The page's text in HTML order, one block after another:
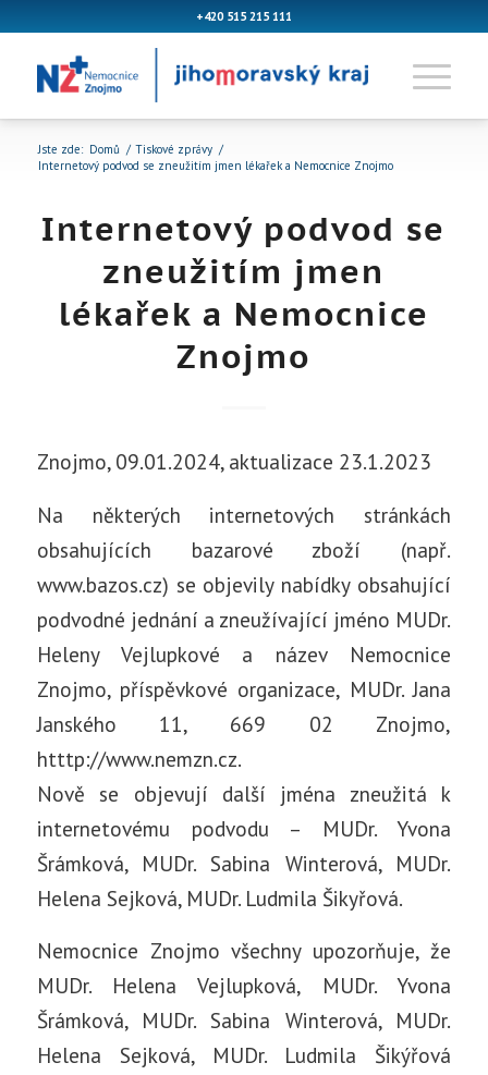
+420 515 215 111
Jste zde: Domů / Tiskové zprávy /
Internetový podvod se zneužitím jmen lékařek a Nemocnice Znojmo
Internetový podvod se
zneužitím jmen
lékařek a Nemocnice
Znojmo
Znojmo, 09.01.2024, aktualizace 23.1.2023
Na některých internetových stránkách
obsahujících bazarové zboží (např.
www.bazos.cz) se objevily nabídky obsahující
podvodné jednání a zneužívající jméno MUDr.
Heleny Vejlupkové a název Nemocnice
Znojmo, příspěvkové organizace, MUDr. Jana
Janského 11, 669 02 Znojmo,
htttp://www.nemzn.cz.
Nově se objevují další jména zneužitá k
internetovému podvodu – MUDr. Yvona
Šrámková, MUDr. Sabina Winterová, MUDr.
Helena Sejková, MUDr. Ludmila Šikyřová.
Nemocnice Znojmo všechny upozorňuje, že
MUDr. Helena Vejlupková, MUDr. Yvona
Šrámková, MUDr. Sabina Winterová, MUDr.
Helena Sejková, MUDr. Ludmila Šikýřová